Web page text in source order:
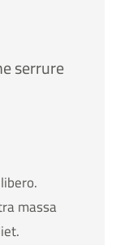
serrure
massa